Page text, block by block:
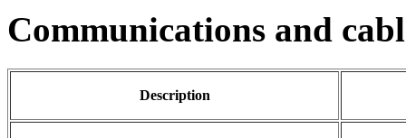
Communications and
Description